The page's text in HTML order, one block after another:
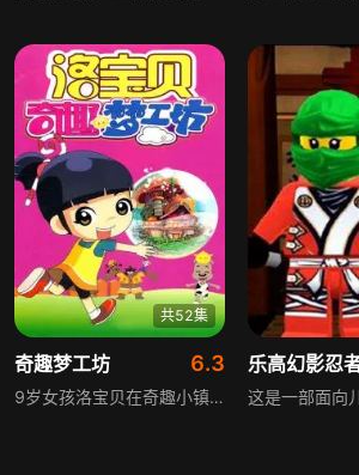
共52集
奇趣梦工坊 6.3
9岁女孩洛宝贝在奇趣小镇冒险后，进入不为人知的梦幻世界，成为美梦谷的一员，与梦仙们一起为小朋友创造美梦。恶梦谷的梦妖兄弟视梦精灵为食物，多次阻挠送梦，十二生肖神兽是洛宝贝的得力帮手。最终梦妖兄弟召唤出强大的食梦兽，不仅美梦谷被毁，现实世界也岌岌可危，洛宝贝凭借坚强勇敢，集合众人力量，在爱的感召下战胜邪恶，守护美梦。